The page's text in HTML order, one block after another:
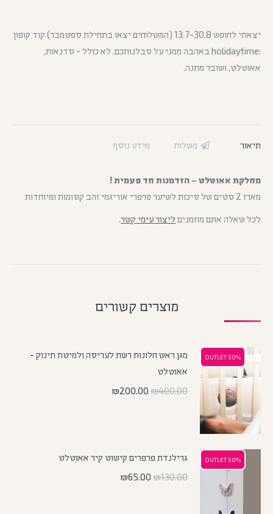
יצאתי לחופש 13.7-30.8 (המשלוחים יצאו בתחילת ספטמבר) קוד קופון
:holidaytime באהבה ממני על סבלנותכם. לא כולל - סדנאות,
אאוטלט, ושובר מתנה.
תיאור משלוח מידע נוסף
מחלקת אאוטלט – הזדמנות חד פעמית !
מארז 2 סטים של סיכות לשיער פרפרי אוריגמי זהב קסומות ומיוחדות
לכל שאלה אתם מוזמנים ליצור עימי קשר.
מוצרים קשורים
50% OUTLET
50% OUTLET
מגן ראש חלונות רשת לעריסה ולמיטת תינוק -
אאוטלט
₪400.00
₪200.00
50% OUTLET
50% OUTLET
גרילנדת פרפרים קישוט קיר אאוטלט
₪130.00
₪65.00